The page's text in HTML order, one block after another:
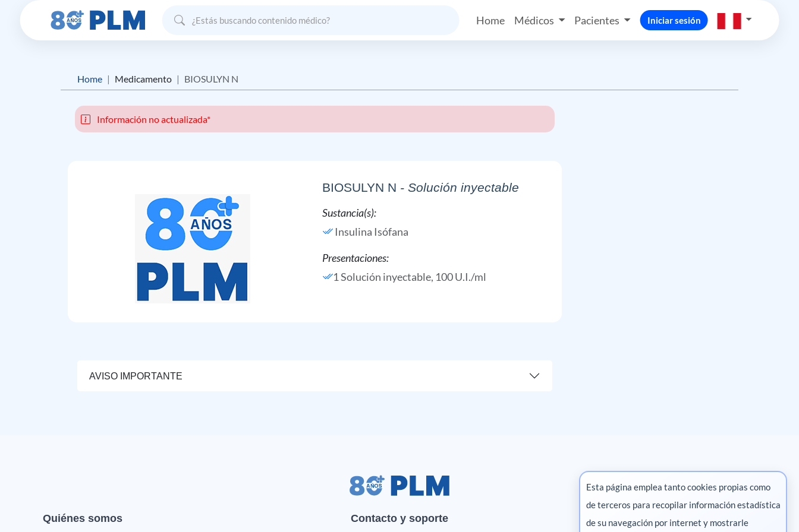
Home Médicos Pacientes Iniciar sesión
Home Medicamento BIOSULYN N
Información no actualizada*
BIOSULYN N - Solución inyectable
Sustancia(s):
Insulina Isófana
Presentaciones:
1 Solución inyectable, 100 U.I./ml
AVISO IMPORTANTE
Quiénes somos Contacto y soporte Marketing digital
Esta página emplea tanto cookies propias como
de terceros para recopilar información estadística
de su navegación por internet y mostrarle